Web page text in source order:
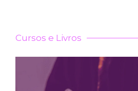
Cursos e Livros